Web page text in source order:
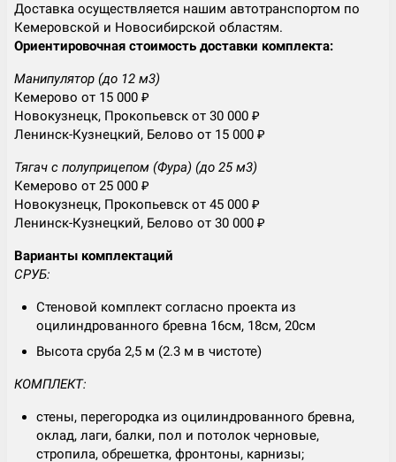
Доставка осуществляется нашим автотранспортом по
Кемеровской и Новосибирской областям.
Ориентировочная стоимость доставки комплекта:
Манипулятор (до 12 м3)
Кемерово от 15 000 ₽
Новокузнецк, Прокопьевск от 30 000 ₽
Ленинск-Кузнецкий, Белово от 15 000 ₽
Тягач с полуприцепом (Фура) (до 25 м3)
Кемерово от 25 000 ₽
Новокузнецк, Прокопьевск от 45 000 ₽
Ленинск-Кузнецкий, Белово от 30 000 ₽
Варианты комплектаций
СРУБ:
Стеновой комплект согласно проекта из
оцилиндрованного бревна 16см, 18см, 20см
Высота сруба 2,5 м (2.3 м в чистоте)
КОМПЛЕКТ:
стены, перегородка из оцилиндрованного бревна,
оклад, лаги, балки, пол и потолок черновые,
стропила, обрешетка, фронтоны, карнизы;